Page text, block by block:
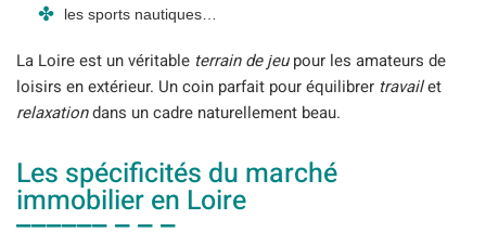
les sports nautiques…
La Loire est un véritable terrain de jeupour les amateurs de
loisirs en extérieur. Un coin parfait pour équilibrer travailet
relaxationdans un cadre naturellement beau.
Les spécificités du marché
immobilier en Loire